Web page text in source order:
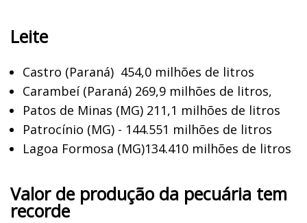
Leite
Castro (Paraná) 454,0 milhões de litros
Carambeí (Paraná) 269,9 milhões de litros,
Patos de Minas (MG) 211,1 milhões de litros
Patrocínio (MG) - 144.551 milhões de litros
Lagoa Formosa (MG)134.410 milhões de litros
Valor de produção da pecuária tem
recorde